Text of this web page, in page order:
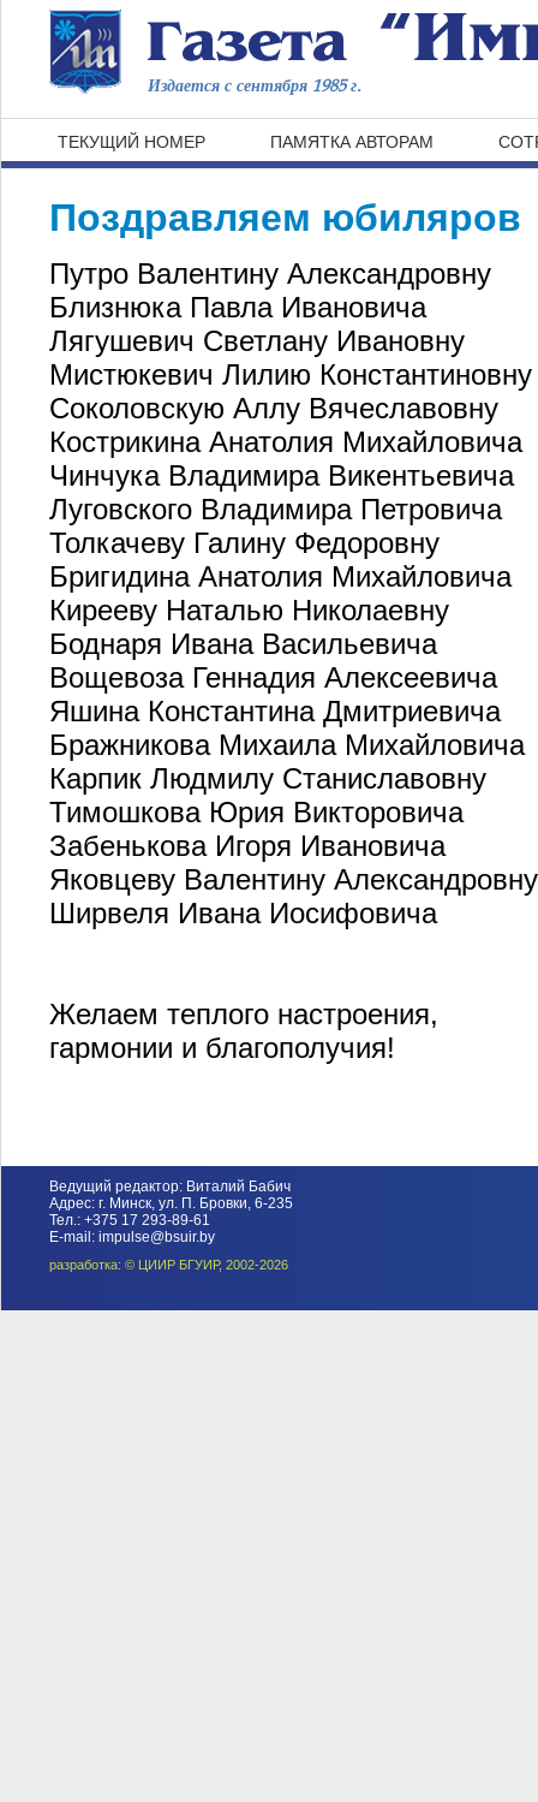
Издается с сентября 1985 г.
ТЕКУЩИЙ НОМЕР ПАМЯТКА АВТОРАМ
Поздравляем юбиляров
Путро Валентину Александровну
Близнюка Павла Ивановича
Лягушевич Светлану Ивановну
Мистюкевич Лилию Константиновну
Соколовскую Аллу Вячеславовну
Кострикина Анатолия Михайловича
Чинчука Владимира Викентьевича
Луговского Владимира Петровича
Толкачеву Галину Федоровну
Бригидина Анатолия Михайловича
Кирееву Наталью Николаевну
Боднаря Ивана Васильевича
Вощевоза Геннадия Алексеевича
Яшина Константина Дмитриевича
Бражникова Михаила Михайловича
Карпик Людмилу Станиславовну
Тимошкова Юрия Викторовича
Забенькова Игоря Ивановича
Яковцеву Валентину Александровну
Ширвеля Ивана Иосифовича
Желаем теплого настроения,
гармонии и благополучия!
Ведущий редактор: Виталий Бабич
Адрес: г. Минск, ул. П. Бровки, 6-235
Тел.: +375 17 293-89-61
E-mail: impulse@bsuir.by
разработка: © ЦИИР БГУИР, 2002-2026